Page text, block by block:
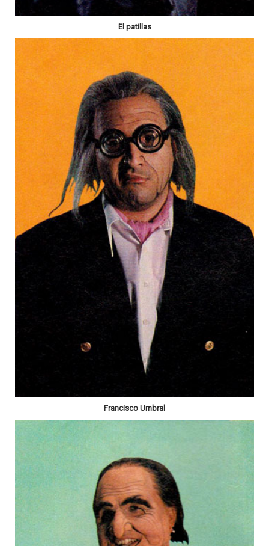
El patillas
Francisco Umbral